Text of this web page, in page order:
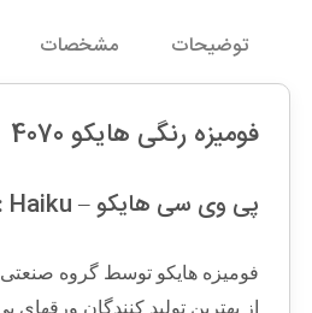
توضیحات مشخصات
فومیزه رنگی هایکو 4070
پی وی سی هایکو – Haiku :
فومیزه هایکو توسط گروه
از بهترین تولید کنندگان